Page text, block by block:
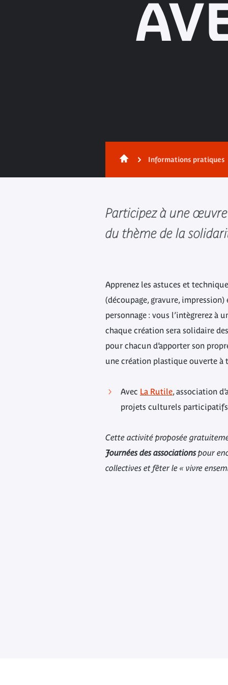
Informations pratiques
Participez à une
du thème de la
Apprenez les astuces et
(découpage, gravure,
personnage : vous l’intègrerez à
chaque création sera solidaire
pour chacun d’apporter son
une création plastique ouverte à
Avec La Rutile, association
projets culturels
Cette activité proposée
Journées des associationspour
collectives et fêter le « vivre